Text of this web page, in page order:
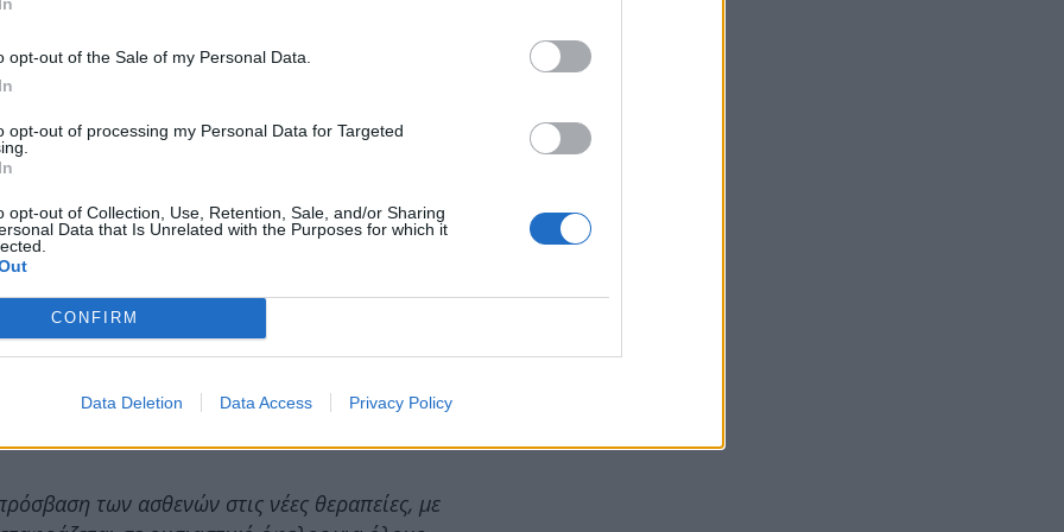
opt-out of the Sale of my Personal Data.
opt-out of processing my Personal Data for Targeted
opt-out of Collection, Use, Retention, Sale, and/or Sharing
Data that Is Unrelated with the Purposes for which it
CONFIRM
Data Deletion Data Access Privacy Policy
(MSc) στην Ογκολογία από την Ιατρική
(BSc) Θετικών Επιστημών του
Αθηνών. Το ερευνητικό της
αριθμό δημοσιεύσεων σε διεθνή
όπως:
ρόλο της ιατρικής διευθύντριας της Pfizer
Pfizer Hellas θα συνεχίσουμε να επενδύουμε
της ηγετικής θέσης της εταιρείας μας
των ασθενών στις νέες θεραπείες, με